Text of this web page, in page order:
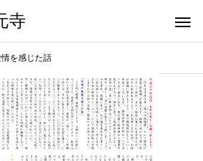
寺
を感じた話